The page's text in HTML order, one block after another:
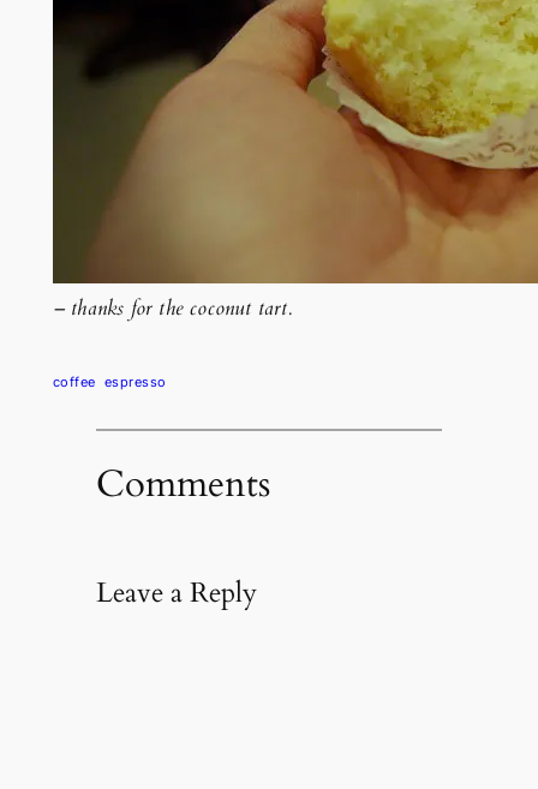
– thanks for the coconut tart.
coffee espresso
Comments
Leave a Reply